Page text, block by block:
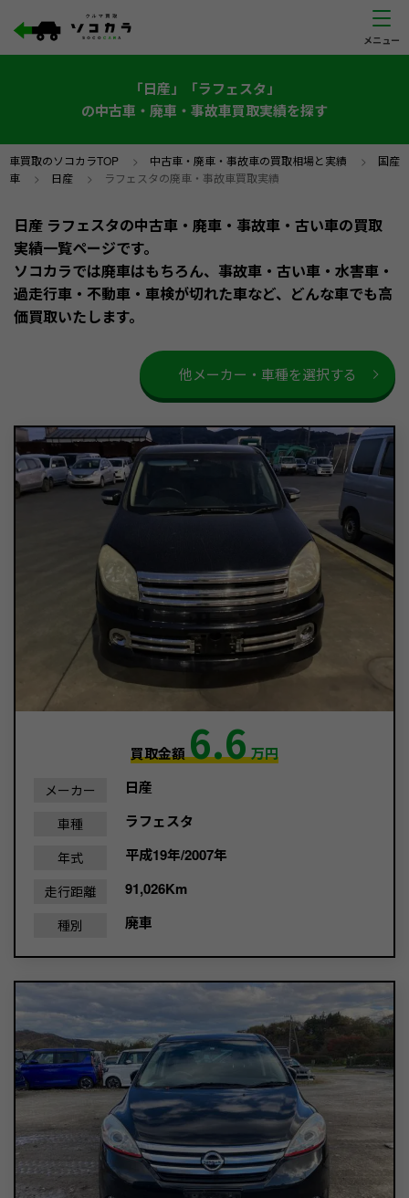
「日産」「ラフェスタ」
の中古車・廃車・事故車買取実績を探す
車買取のソコカラTOP > 中古車・廃車・事故車の買取相場と実績 > 国産
車 > 日産 > ラフェスタの廃車・事故車買取実績
日産 ラフェスタの中古車・廃車・事故車・古い車の買取
実績一覧ページです。
ソコカラでは廃車はもちろん、事故車・古い車・水害車・
過走行車・不動車・車検が切れた車など、どんな車でも高
価買取いたします。
他メーカー・車種を選択する
買取金額6.6万円
メーカー 日産
車種 ラフェスタ
年式 平成19年/2007年
走行距離 91,026Km
種別 廃車